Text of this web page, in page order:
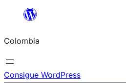
Saltar
contenido
Colombia
Consigue WordPress